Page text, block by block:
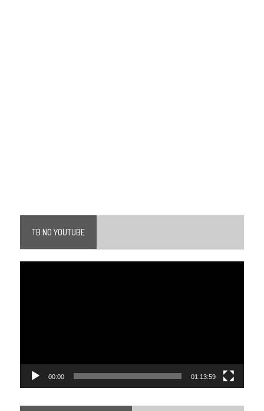
TB NO YOUTUBE
00:00 01:13:59